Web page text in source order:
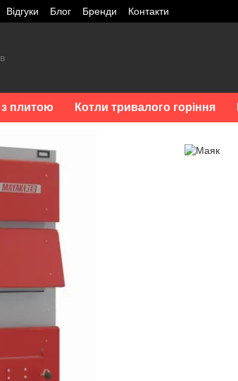
Відгуки Блог Бренди Контакти
з плитою Котли тривалого горіння